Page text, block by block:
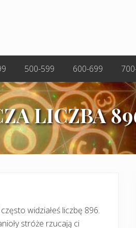
500-599 600-699
LICZBA
widziałeś liczbę 896.
stróże rzucają ci